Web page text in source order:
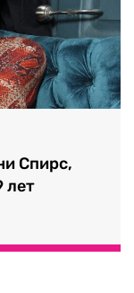
Спирс,
лет